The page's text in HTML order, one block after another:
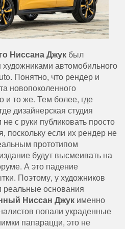
Ниссана Джук был
автомобильного
Понятно, что рендер и
новопоколенного
и то же. Тем более, где
дизайнерская студия
с руки публиковать просто
поскольку если их рендер не
прототипом
будут высмеивать на
А это падение
Поэтому, у художников
реальные основания
Ниссан Джук именно
попали украденные
папарацци, это не